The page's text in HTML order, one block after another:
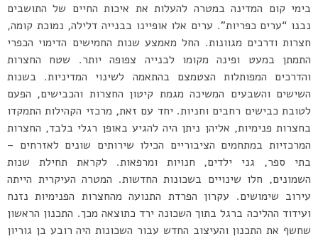
בימי קום המדינה במטרה להעלות את איכות החיים של התושבים
נבנו “ערים כפריות”. ערים אלו אופיינו בבנייה דלילה, נמוכת קומה,
חצרות ודרכים מגוונות. החל מאמצע שנות החמישים הדימוי הכפרי
התמתן במעט ופינה מקומו לבנייה צפופה יותר. שטח החצרות
והדרכים המפותלות הצטמצם בהתאמה לשינוי המדיניות. בשנות
השישים והשבעים המשיכה מגמת קיטון החצרות והכבישים, הפעם
לטובת כבישים רחבים וחניות. יחד עם זאת, מרכזי הקהילות התמקדו
בחצרות פנימיות, אליהן ניתן היה להגיע באופן רגלי בלבד, החצרות
המרכזיות במתחמים הציבוריים הכילו שירותים שונים לאזרחים –
בתי ספר, גני ילדים, חנויות ומרפאות. לקראת תחילת שנות
השמונים, חלו שינויים בשכונות החדשות. המטרה העיקרית הייתה
עירוב שימושים. עקרון הפרדת התנועה מהחצרות הפנימיות נזנח
ועידוד ההליכה ברגל בתוך השכונה ירד כתוצאה מכך. התכנון הראשון
שחשף את התכנון והעיצוב החדש עבור השכונות היה רובע בן גוריון